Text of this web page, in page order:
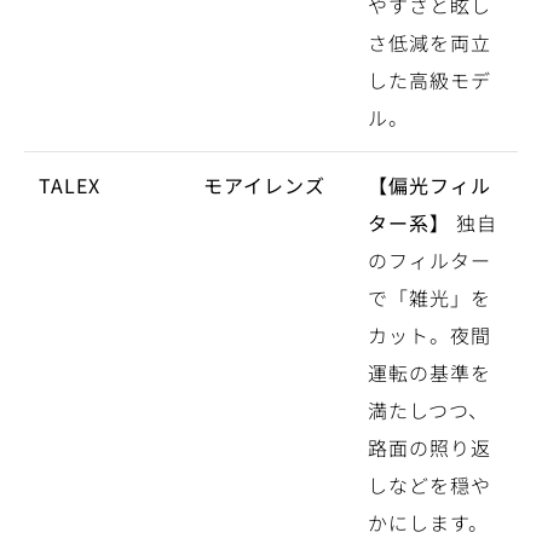
さ低減を両立
した高級モデ
ル。
TALEX モアイレンズ
【偏光フィル
ター系】
独自
のフィルター
で「雑光」を
カット。夜間
運転の基準を
満たしつつ、
路面の照り返
しなどを穏や
かにします。